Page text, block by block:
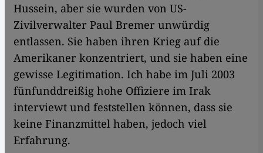
Hussein, aber sie wurden von US-
Zivilverwalter Paul Bremer unwürdig
entlassen. Sie haben ihren Krieg auf die
Amerikaner konzentriert, und sie haben eine
gewisse Legitimation. Ich habe im Juli 2003
fünfunddreißig hohe Offiziere im Irak
interviewt und feststellen können, dass sie
keine Finanzmittel haben, jedoch viel
Erfahrung.